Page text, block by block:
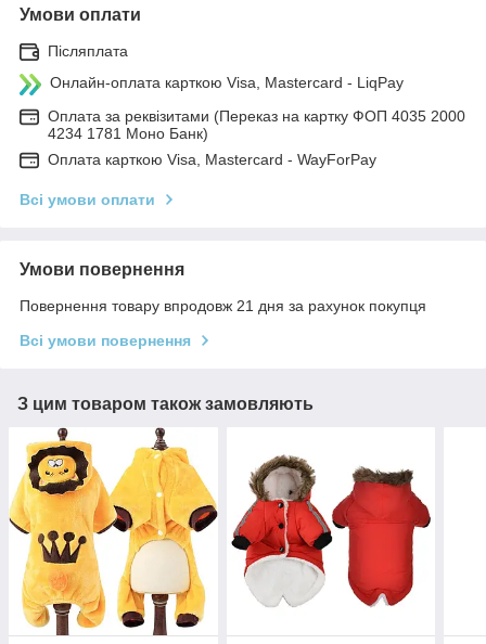
Умови оплати
Післяплата
Онлайн-оплата карткою Visa, Mastercard - LiqPay
Оплата за реквізитами (Переказ на картку ФОП 4035 2000
4234 1781 Моно Банк)
Оплата карткою Visa, Mastercard - WayForPay
Всі умови оплати
Умови повернення
Повернення товару впродовж 21 дня за рахунок покупця
Всі умови повернення
З цим товаром також замовляють